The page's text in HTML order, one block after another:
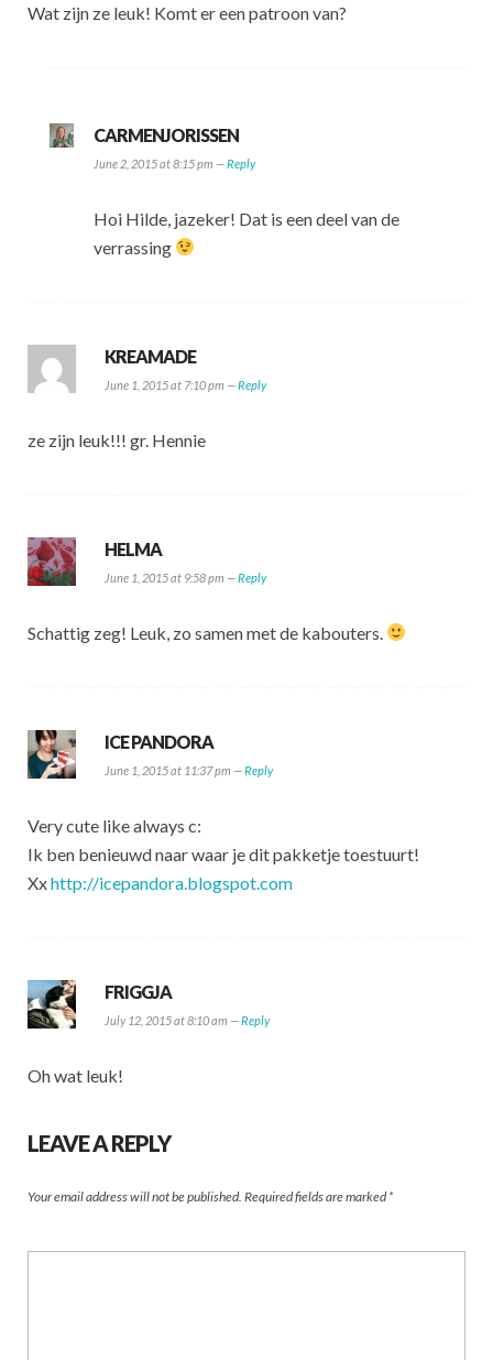
Wat zijn ze leuk! Komt er een patroon van?
CARMENJORISSEN
June 2, 2015 at 8:15 pm —Reply
Hoi Hilde, jazeker! Dat is een deel van de
verrassing
KREAMADE
June 1, 2015 at 7:10 pm —Reply
ze zijn leuk!!! gr. Hennie
HELMA
June 1, 2015 at 9:58 pm —Reply
Schattig zeg! Leuk, zo samen met de kabouters.
ICE PANDORA
June 1, 2015 at 11:37 pm —Reply
Very cute like always c:
Ik ben benieuwd naar waar je dit pakketje toestuurt!
Xxhttp://icepandora.blogspot.com
FRIGGJA
July 12, 2015 at 8:10 am —Reply
Oh wat leuk!
LEAVE A REPLY
Your email address will not be published. Required fields are marked *